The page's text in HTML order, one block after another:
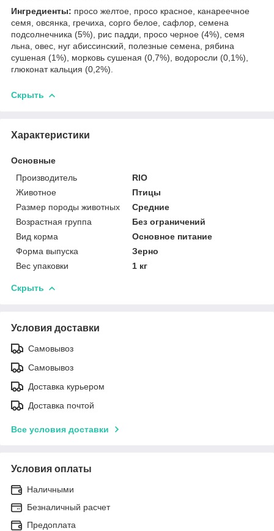
Ингредиенты: просо желтое, просо красное, канареечное
семя, овсянка, гречиха, сорго белое, сафлор, семена
подсолнечника (5%), рис падди, просо черное (4%), семя
льна, овес, нуг абиссинский, полезные семена, рябина
сушеная (1%), морковь сушеная (0,7%), водоросли (0,1%),
глюконат кальция (0,2%).
Скрыть
Характеристики
Основные
Производитель
RIO
Животное
Птицы
Размер породы животных
Средние
Возрастная группа
Без ограничений
Вид корма
Основное питание
Форма выпуска
Зерно
Вес упаковки
1 кг
Скрыть
Условия доставки
Самовывоз
Самовывоз
Доставка курьером
Доставка почтой
Все условия доставки
Условия оплаты
Наличными
Безналичный расчет
Предоплата